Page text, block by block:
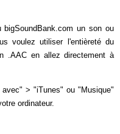
bigSoundBank.com un son ou
voulez utiliser l'entièreté du
.AAC en allez directement à
> "iTunes" ou "Musique"
ordinateur.